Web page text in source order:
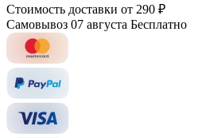
Стоимость доставки от 290 ₽
Самовывоз 07 августа Бесплатно